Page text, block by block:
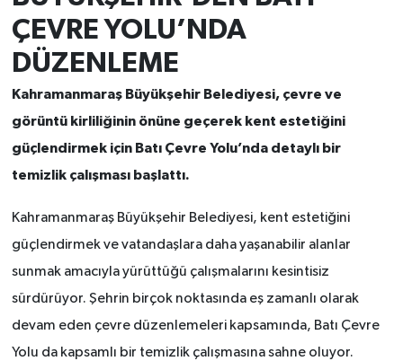
ÇEVRE YOLU’NDA
DÜZENLEME
Kahramanmaraş Büyükşehir Belediyesi, çevre ve
görüntü kirliliğinin önüne geçerek kent estetiğini
güçlendirmek için Batı Çevre Yolu’nda detaylı bir
temizlik çalışması başlattı.
Kahramanmaraş Büyükşehir Belediyesi, kent estetiğini
güçlendirmek ve vatandaşlara daha yaşanabilir alanlar
sunmak amacıyla yürüttüğü çalışmalarını kesintisiz
sürdürüyor. Şehrin birçok noktasında eş zamanlı olarak
devam eden çevre düzenlemeleri kapsamında, Batı Çevre
Yolu da kapsamlı bir temizlik çalışmasına sahne oluyor.